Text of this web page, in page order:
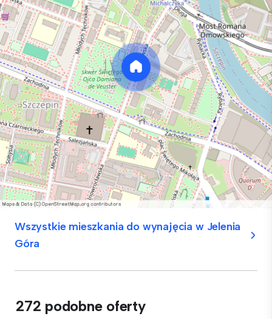
Wszystkie mieszkania do wynajęcia w Jelenia
Góra
272 podobne oferty